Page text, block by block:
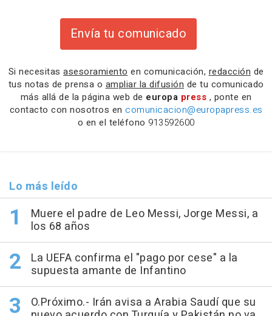
Envía tu comunicado
Si necesitas asesoramiento en comunicación, redacción de
tus notas de prensa o ampliar la difusión de tu comunicado
más allá de la página web de europa press , ponte en
contacto con nosotros en comunicacion@europapress.es
o en el teléfono 913592600
Lo más leído
Muere el padre de Leo Messi, Jorge Messi, a
los 68 años
La UEFA confirma el "pago por cese" a la
supuesta amante de Infantino
O.Próximo.- Irán avisa a Arabia Saudí que su